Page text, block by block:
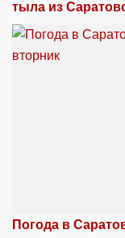
тыла из
Погода в